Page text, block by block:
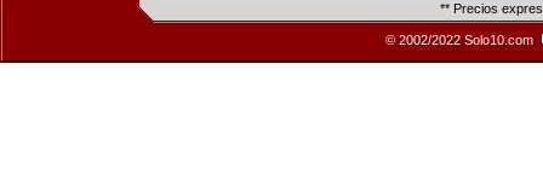
** Precios
© 2002/2022 Solo10.com